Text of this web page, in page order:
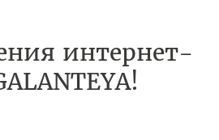
интернет-